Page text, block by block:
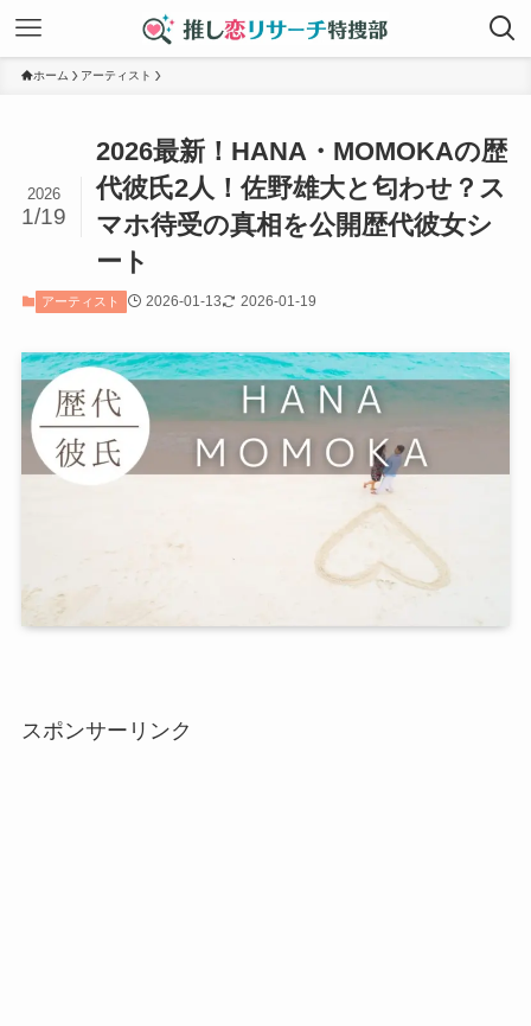
ホーム アーティスト
2026最新！HANA・MOMOKAの歴
代彼氏2人！佐野雄大と匂わせ？ス
マホ待受の真相を公開歴代彼女シ
ート
2026
1/19
アーティスト 2026-01-13 2026-01-19
スポンサーリンク